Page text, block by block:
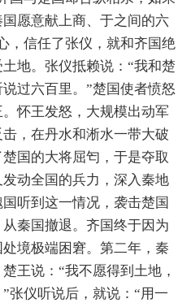
愿意献上商、于之间的六
，信任了张仪，就和齐国绝
地。张仪抵赖说：“我和楚
过六百里。”楚国使者愤怒
怀王发怒，大规模出动军
，在丹水和淅水一带大破
国的大将屈匄，于是夺取
动全国的兵力，深入秦地
听到这一情况，袭击楚国
秦国撤退。齐国终于因为
境极端困窘。第二年，秦
王说：“我不愿得到土地，
张仪听说后，就说：“用一